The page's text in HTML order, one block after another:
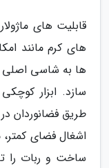
های کرم مانند
ها به شاسی اصلی
سازد. ابزار
طریق فضانوردان
اشغال فضای
ساخت و ربات را